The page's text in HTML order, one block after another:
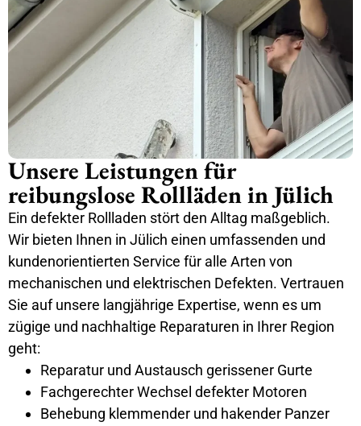
Unsere Leistungen für
reibungslose Rollläden in Jülich
Ein defekter Rollladen stört den Alltag maßgeblich.
Wir bieten Ihnen in Jülich einen umfassenden und
kundenorientierten Service für alle Arten von
mechanischen und elektrischen Defekten. Vertrauen
Sie auf unsere langjährige Expertise, wenn es um
zügige und nachhaltige Reparaturen in Ihrer Region
geht:
Reparatur und Austausch gerissener Gurte
Fachgerechter Wechsel defekter Motoren
Behebung klemmender und hakender Panzer